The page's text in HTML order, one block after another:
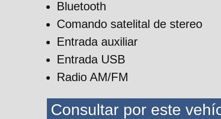
Bluetooth
Comando satelital de stereo
Entrada auxiliar
Entrada USB
Radio AM/FM
Consultar por este